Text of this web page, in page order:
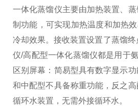
一体化蒸馏仪主要由加热装置、
制功能，可实现加热温度和加热
冷却效果。接收装置设置了蒸馏
仪/高配型一体化蒸馏仪都是用于
区别 屏幕：简易型具有数字显示
和中配型不具备称重功能，反之
循环水装置，无需外接循环水。